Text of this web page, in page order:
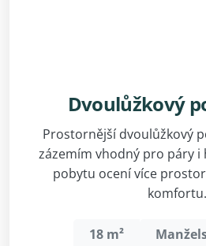
Dvoulůžkový
Prostornější dvoulůžkový
zázemím vhodný pro páry i
pobytu ocení více
komfortu.
18 m²